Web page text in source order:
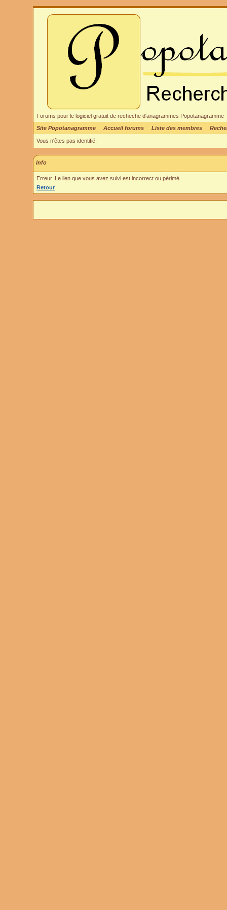
Forums pour le logiciel gratuit de recheche d'anagrammes Popotanagramme
Site Popotanagramme
Accueil forums Liste des membres
Vous n'êtes pas identifié.
Info
Erreur. Le lien que vous avez suivi est incorrect ou périmé.
Retour